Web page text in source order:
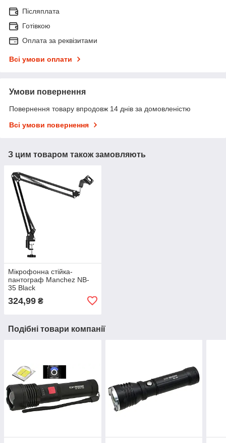
Післяплата
Готівкою
Оплата за реквізитами
Всі умови оплати
Умови повернення
Повернення товару впродовж 14 днів за домовленістю
Всі умови повернення
З цим товаром також замовляють
Мікрофонна стійка-
пантограф Manchez NB-
35 Black
324,99 ₴
Подібні товари компанії